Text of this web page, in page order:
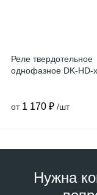
Реле твердотельное
однофазное DK-HD-
от 1 170 ₽ /шт
Нужна